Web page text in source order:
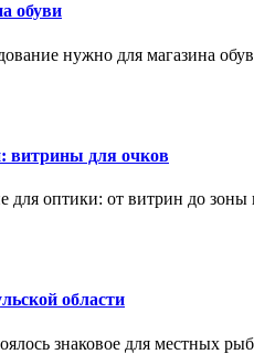
обуви
нужно для магазина
витрины для очков
для оптики: от витрин до
области
знаковое для местных